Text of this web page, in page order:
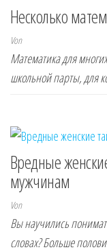
Несколько
Von
Математика для
школьной парты, для
Вредные
мужчинам
Von
Вы научились
словах? Больше